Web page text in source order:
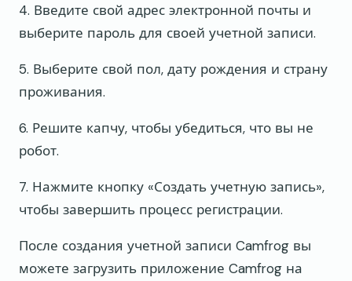
4. Введите свой адрес электронной почты и
выберите пароль для своей учетной записи.
5. Выберите свой пол, дату рождения и страну
проживания.
6. Решите капчу, чтобы убедиться, что вы не
робот.
7. Нажмите кнопку «Создать учетную запись»,
чтобы завершить процесс регистрации.
После создания учетной записи Camfrog вы
можете загрузить приложение Camfrog на